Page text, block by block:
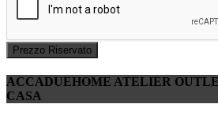
Prezzo Riservato
ACCADUEHOME ATELIER
CASA